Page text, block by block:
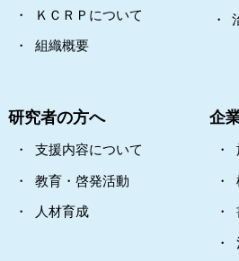
ＫＣＲＰについて
組織概要
研究者の方へ
支援内容について
教育・啓発活動
人材育成
企